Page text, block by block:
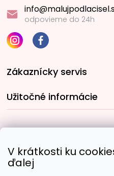
V krátkosti ku
ďalej
odpovieme do 24h
Zákaznícky servis
Užitočné informácie